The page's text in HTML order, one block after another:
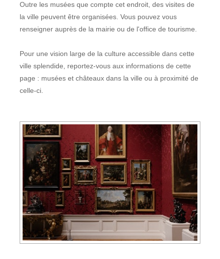
Outre les musées que compte cet endroit, des visites de
la ville peuvent être organisées. Vous pouvez vous
renseigner auprès de la mairie ou de l'office de tourisme.
Pour une vision large de la culture accessible dans cette
ville splendide, reportez-vous aux informations de cette
page : musées et châteaux dans la ville ou à proximité de
celle-ci.